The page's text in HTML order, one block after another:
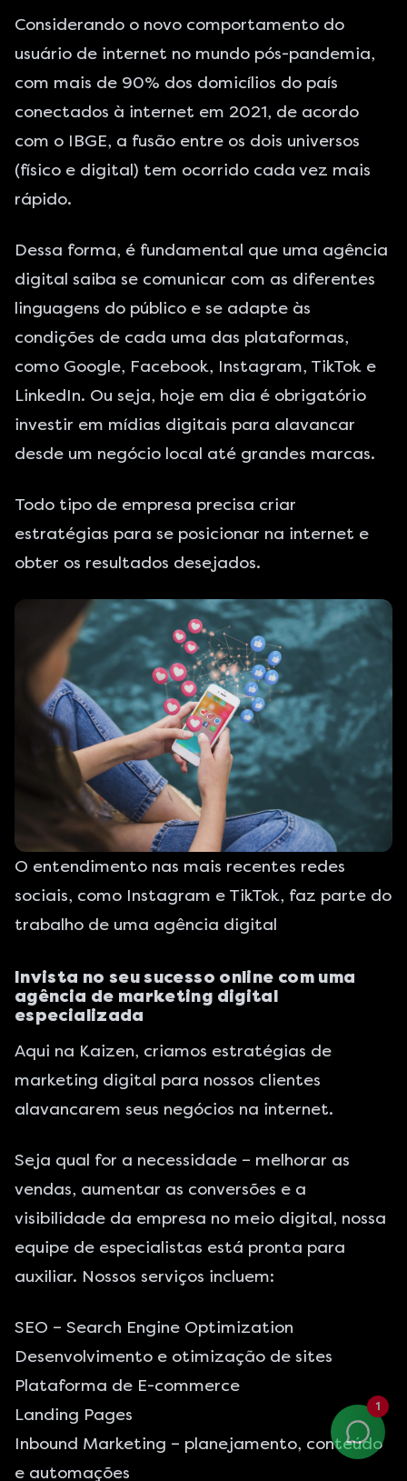
Considerando o novo comportamento do
usuário de internet no mundo pós-pandemia,
com mais de 90% dos domicílios do país
conectados à internet em 2021, de acordo
com o IBGE, a fusão entre os dois universos
(físico e digital) tem ocorrido cada vez mais
rápido.
Dessa forma, é fundamental que uma agência
digital saiba se comunicar com as diferentes
linguagens do público e se adapte às
condições de cada uma das plataformas,
como Google, Facebook, Instagram, TikTok e
LinkedIn. Ou seja, hoje em dia é obrigatório
investir em mídias digitais para alavancar
desde um negócio local até grandes marcas.
Todo tipo de empresa precisa criar
estratégias para se posicionar na internet e
obter os resultados desejados.
O entendimento nas mais recentes redes
sociais, como Instagram e TikTok, faz parte do
trabalho de uma agência digital
Invista no seu sucesso online com uma
agência de marketing digital
especializada
Aqui na Kaizen, criamos estratégias de
marketing digital para nossos clientes
alavancarem seus negócios na internet.
Seja qual for a necessidade – melhorar as
vendas, aumentar as conversões e a
visibilidade da empresa no meio digital, nossa
equipe de especialistas está pronta para
auxiliar. Nossos serviços incluem:
SEO – Search Engine Optimization
Desenvolvimento e otimização de sites
Plataforma de E-commerce
Landing Pages
Inbound Marketing – planejamento, conteúdo
e automações
1